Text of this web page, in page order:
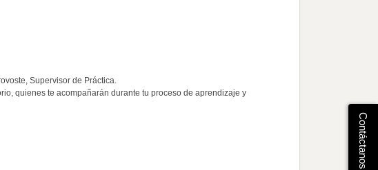
Supervisor de Práctica.
quienes te acompañarán durante tu proceso de aprendizaje y
Contáctanos